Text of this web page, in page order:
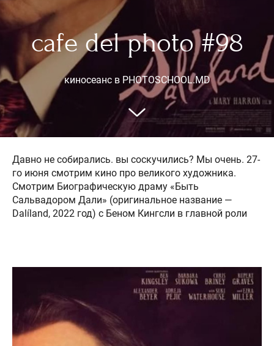
cafe del photo #98
киносеанс в PHOTOSCHOOL.MD
Давно не собирались. вы соскучились? Мы очень. 27-
го июня смотрим кино про великого художника.
Смотрим Биографическую драму «Быть
Сальвадором Дали» (оригинальное название —
Dalíland, 2022 год) с Беном Кингсли в главной роли